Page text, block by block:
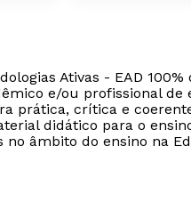
Ativas - EAD
e/ou profissional de
prática, crítica e
didático para o
no âmbito do ensino na